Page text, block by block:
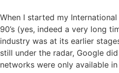
When I started my
90’s (yes, indeed a very long
industry was at its earlier
still under the radar, Google
networks were only available